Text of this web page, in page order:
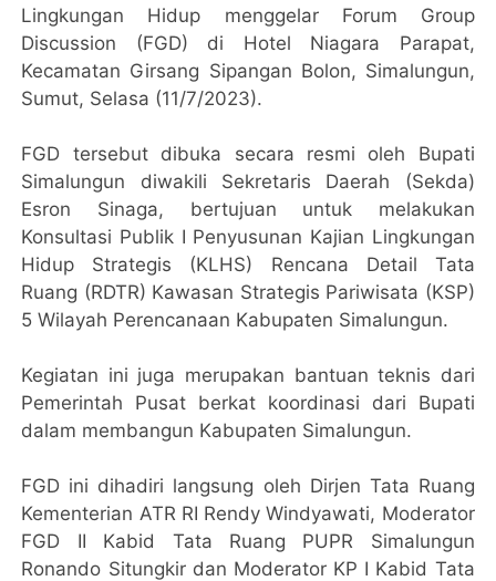
Lingkungan Hidup menggelar Forum Group
Discussion (FGD) di Hotel Niagara Parapat,
Kecamatan Girsang Sipangan Bolon, Simalungun,
Sumut, Selasa (11/7/2023).
FGD tersebut dibuka secara resmi oleh Bupati
Simalungun diwakili Sekretaris Daerah (Sekda)
Esron Sinaga, bertujuan untuk melakukan
Konsultasi Publik I Penyusunan Kajian Lingkungan
Hidup Strategis (KLHS) Rencana Detail Tata
Ruang (RDTR) Kawasan Strategis Pariwisata (KSP)
5 Wilayah Perencanaan Kabupaten Simalungun.
Kegiatan ini juga merupakan bantuan teknis dari
Pemerintah Pusat berkat koordinasi dari Bupati
dalam membangun Kabupaten Simalungun.
FGD ini dihadiri langsung oleh Dirjen Tata Ruang
Kementerian ATR RI Rendy Windyawati, Moderator
FGD II Kabid Tata Ruang PUPR Simalungun
Ronando Situngkir dan Moderator KP I Kabid Tata